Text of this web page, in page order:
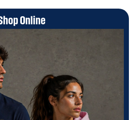
Online